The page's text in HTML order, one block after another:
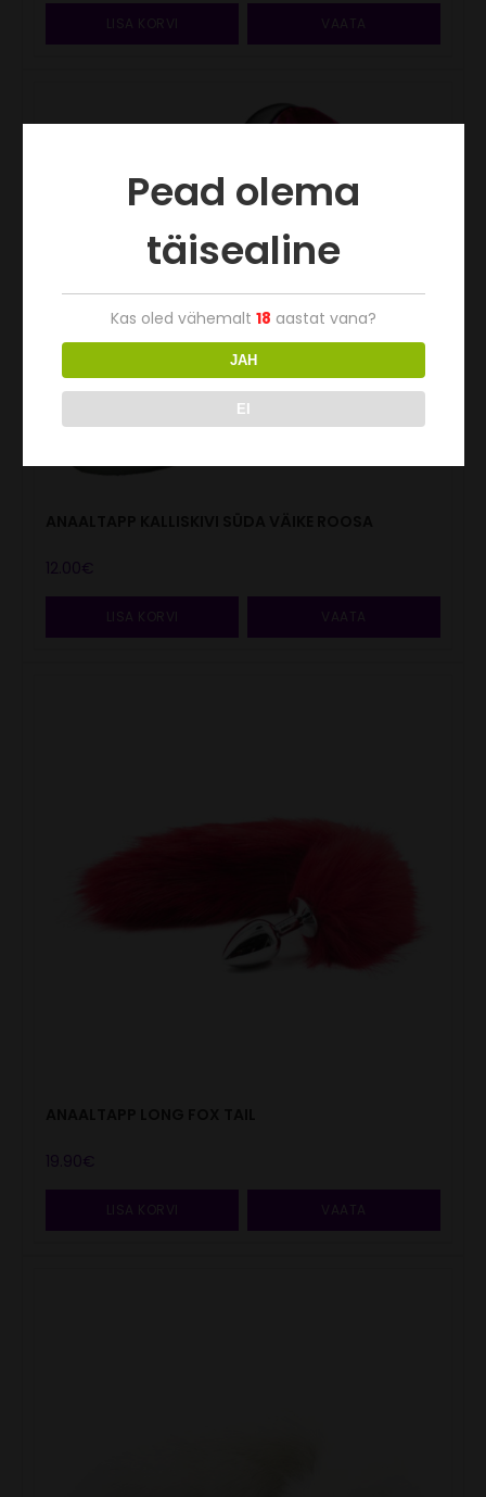
LISA KORVI VAATA
12.00€
LISA KORVI VAATA
19.90€
LISA KORVI VAATA
Pead olema
täisealine
Kas oled vähemalt18 aastat vana?
JAH
EI